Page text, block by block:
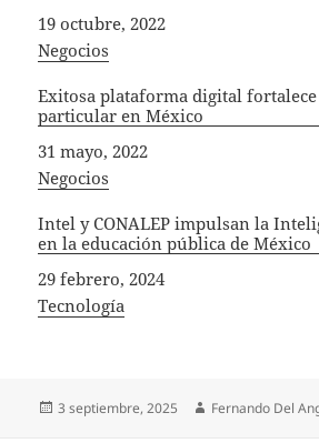
Fecha
19 octubre, 2022
In relation to
Negocios
Exitosa plataforma digital
particular en México
Fecha
31 mayo, 2022
In relation to
Negocios
Intel y CONALEP impulsan la
en la educación pública de México
Fecha
29 febrero, 2024
In relation to
Tecnología
Publicado
3 septiembre, 2025 Autor
Fernando Del